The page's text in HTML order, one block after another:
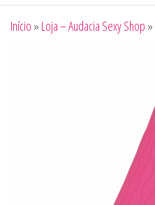
Início » Loja – Audacia Sexy Shop »